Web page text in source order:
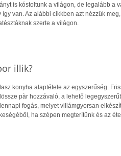
is kóstoltunk a világon, de legalább a
így van. Az alábbi cikkben azt nézzük
szerte a világon.
illik?
konyha alaptétele az egyszerűség.
pàr hozzávaló, a lehető
fogás, melyet villámgyorsan
ha szépen megterítünk és az